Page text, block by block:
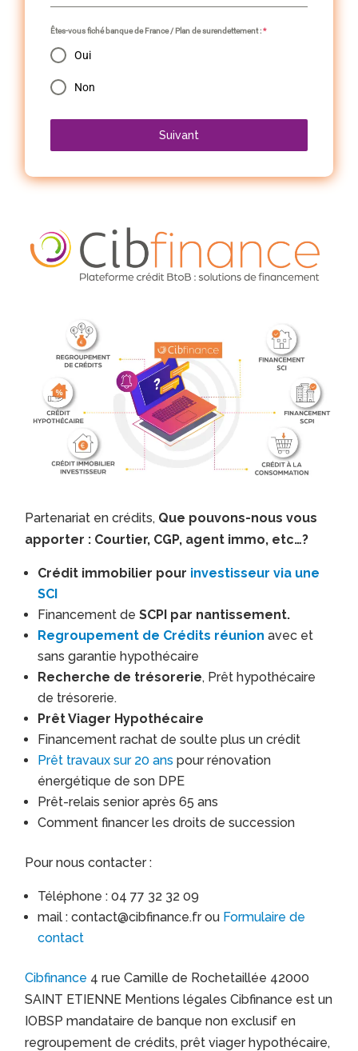
Êtes-vous fiché banque de France / Plan de surendettement :*
Oui
Non
Suivant
Partenariat en crédits, Que pouvons-nous vous
apporter : Courtier, CGP, agent immo, etc…?
Crédit immobilier pour investisseur via une
SCI
Financement deSCPI par nantissement.
Regroupement de Crédits réunionavec et
sans garantie hypothécaire
Recherche de trésorerie, Prêt hypothécaire
de trésorerie.
Prêt Viager Hypothécaire
Financement rachat de soulte plus un crédit
Prêt travaux sur 20 ans pour rénovation
énergétique de son DPE
Prêt-relais senior après 65 ans
Comment financer les droits de succession
Pour nous contacter :
Téléphone : 04 77 32 32 09
mail : contact@cibfinance.fr ou Formulaire de
contact
Cibfinance 4 rue Camille de Rochetaillée 42000
SAINT ETIENNE Mentions légales Cibfinance est un
IOBSP mandataire de banque non exclusif en
regroupement de crédits, prêt viager hypothécaire,